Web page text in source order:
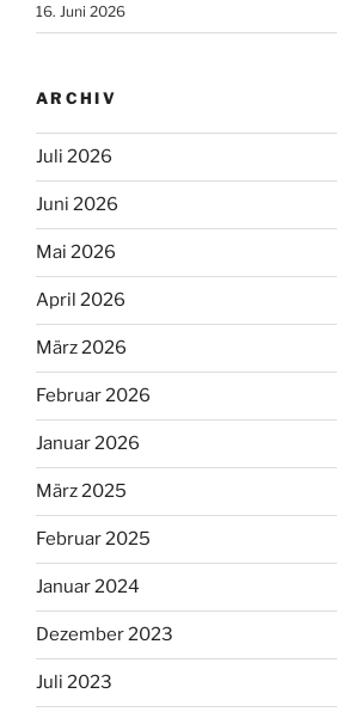
16. Juni 2026
ARCHIV
Juli 2026
Juni 2026
Mai 2026
April 2026
März 2026
Februar 2026
Januar 2026
März 2025
Februar 2025
Januar 2024
Dezember 2023
Juli 2023